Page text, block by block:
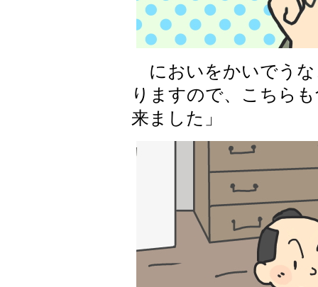
においをかいでうな
りますので、こちら
来ました」